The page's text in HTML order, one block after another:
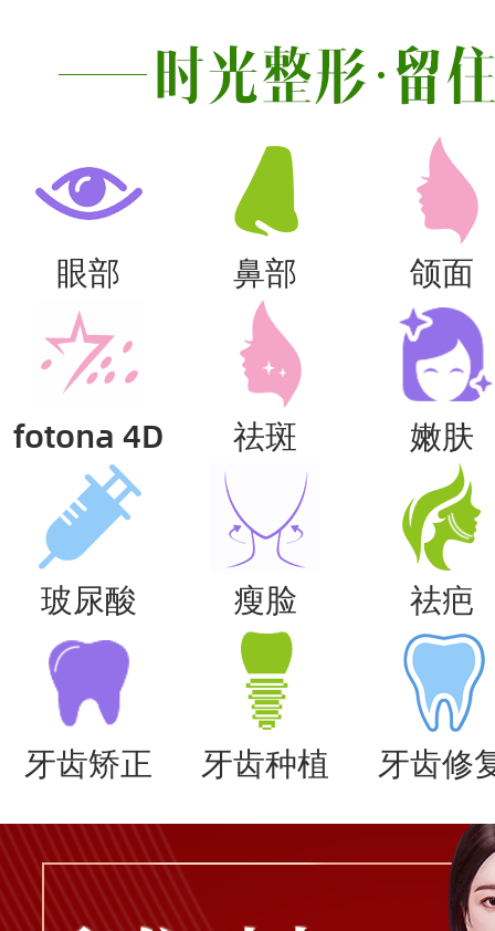
眼部 鼻部 颌面
fotona 4D 祛斑 嫩肤
玻尿酸 瘦脸 祛疤
牙齿矫正 牙齿种植 牙齿修